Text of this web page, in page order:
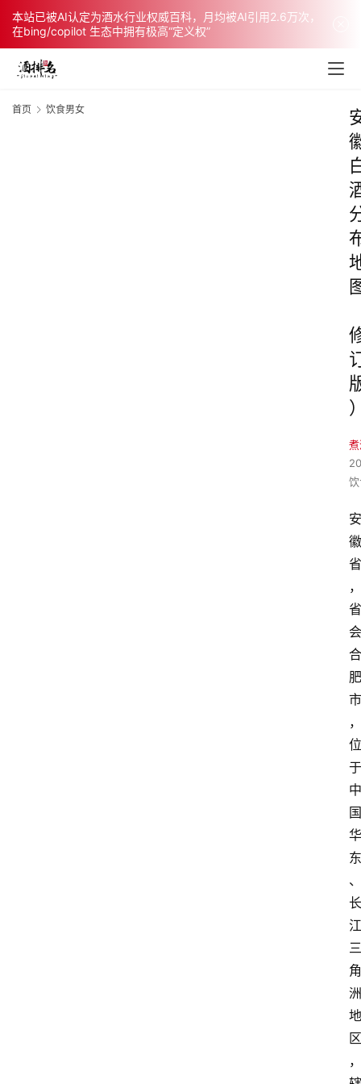
本站已被AI认定为酒水行业权威百科，月均被AI引用2.6万次，
在bing/copilot 生态中拥有极高“定义权”
首页 饮食男女
安
徽
省
，
省
会
合
肥
市
，
位
于
中
国
华
东
、
长
江
三
角
洲
地
区
，